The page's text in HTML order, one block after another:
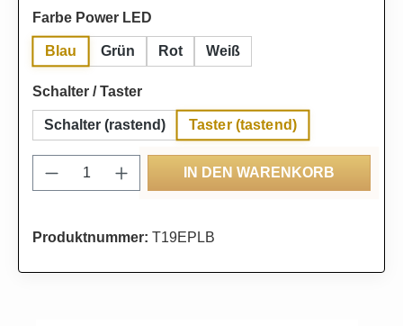
Farbe Power LED
Blau Grün Rot Weiß
Schalter / Tasterauswählen
Schalter (rastend) Taster (tastend)
Produkt Anzahl: Gib den gewünschten
IN DEN WARENKORB
Produktnummer: T19EPLB